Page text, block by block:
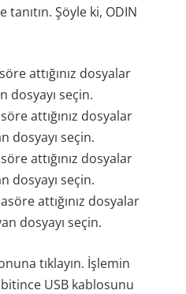
tanıtın. Şöyle ki, ODIN
attığınız dosyalar
dosyayı seçin.
attığınız dosyalar
dosyayı seçin.
attığınız dosyalar
dosyayı seçin.
attığınız dosyalar
dosyayı seçin.
tıklayın. İşlemin
USB kablosunu